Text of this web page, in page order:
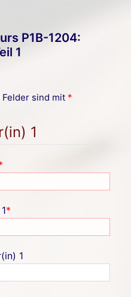
P1B-1204:
1
sind mit *
1
*
1